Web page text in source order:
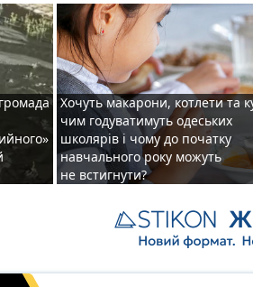
Хочуть макарони, котлети та
чим годуватимуть одеських
школярів і чому до початку
навчального року можуть
не встигнути?